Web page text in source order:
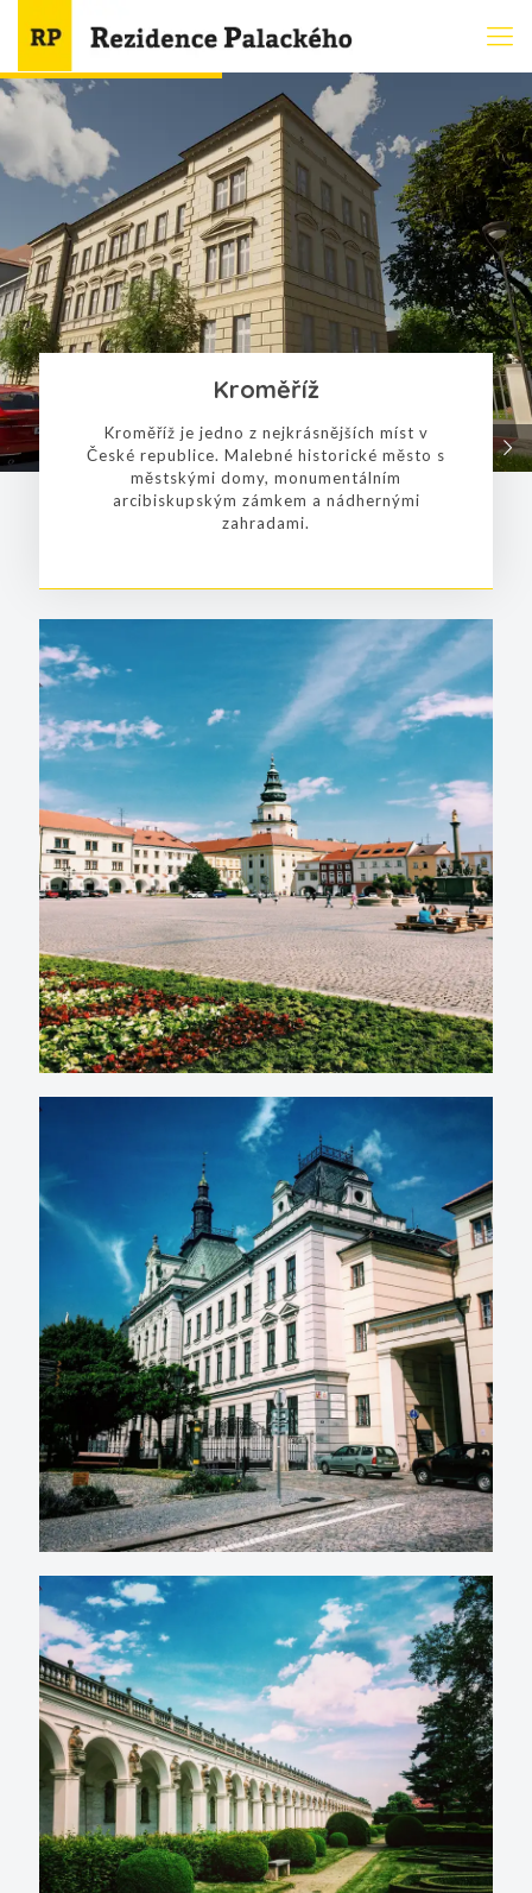
Kroměříž
Kroměříž je jedno z nejkrásnějších míst v
České republice. Malebné historické město s
městskými domy, monumentálním
arcibiskupským zámkem a nádhernými
zahradami.